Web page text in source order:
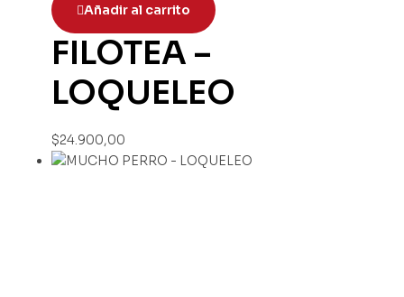
Añadir al carrito
FILOTEA –
LOQUELEO
$24.900,00